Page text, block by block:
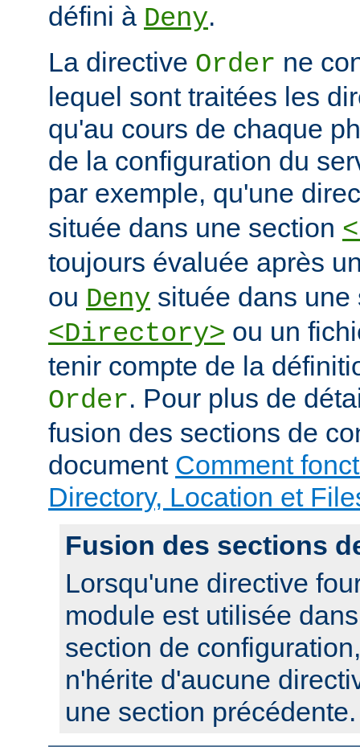
défini à Deny.
La directive Order ne
lequel sont traitées les
qu'au cours de chaque
de la configuration du
par exemple, qu'une
située dans une section
toujours évaluée après
ou Deny située dans une
<Directory> ou un
tenir compte de la
Order. Pour plus de
fusion des sections de
document Comment
Directory, Location et
Fusion des sections
Lorsqu'une directive
module est utilisée
section de
n'hérite d'aucune
une section précédente.